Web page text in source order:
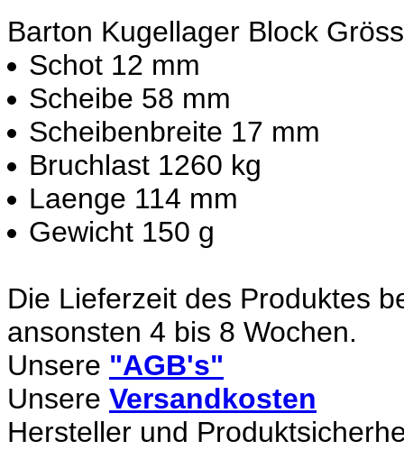
Barton Kugellager Block
Schot 12 mm
Scheibe 58 mm
Scheibenbreite 17 mm
Bruchlast 1260 kg
Laenge 114 mm
Gewicht 150 g
Die Lieferzeit des Produktes
ansonsten 4 bis 8 Wochen.
Unsere "AGB's"
Unsere Versandkosten
Hersteller und